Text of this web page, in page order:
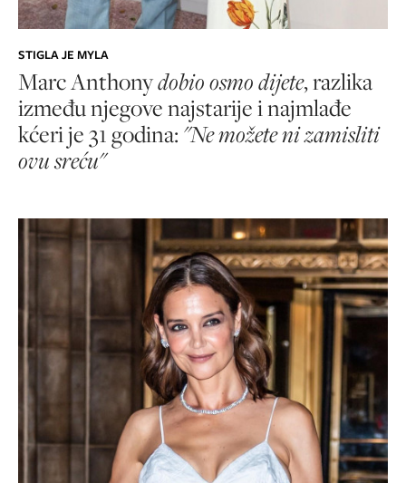
STIGLA JE MYLA
Marc Anthonydobio osmo dijete, razlika
između njegove najstarije i najmlađe
kćeri je 31 godina: "Ne možete ni zamisliti
ovu sreću"